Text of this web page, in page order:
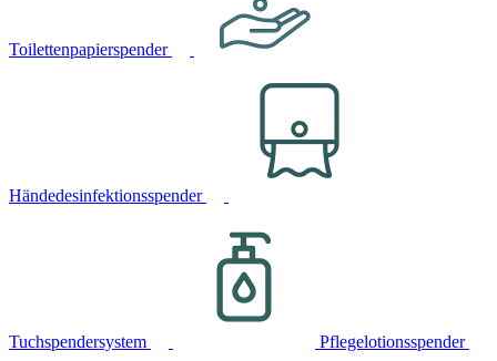
Toilettenpapierspender
Händedesinfektionsspender
Tuchspendersystem Pflegelotionsspender